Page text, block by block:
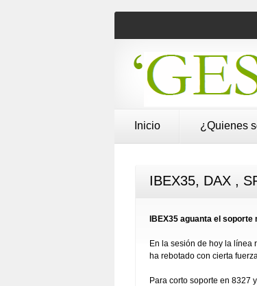
Inicio ¿Quienes
IBEX35, DAX ,
IBEX35 aguanta el
En la sesión de hoy la línea
ha rebotado con cierta
Para corto soporte en 8327